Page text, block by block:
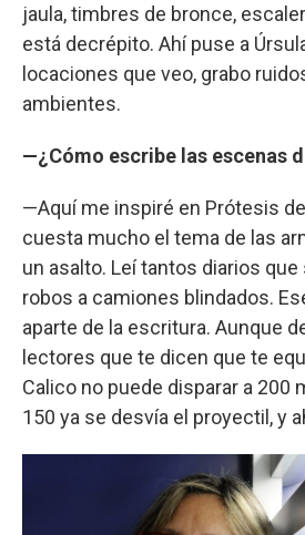
jaula, timbres de bronce,
está decrépito. Ahí puse a
locaciones que veo, grabo
ambientes.
—¿Cómo escribe las escenas
—Aquí me inspiré en Prótesis
cuesta mucho el tema de las
un asalto. Leí tantos diarios
robos a camiones blindados.
aparte de la escritura. Aunque
lectores que te dicen que te
Calico no puede disparar a 200
150 ya se desvía el proyectil, y